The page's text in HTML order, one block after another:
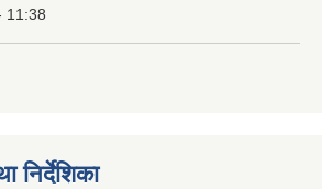
11:38
निर्देशिका